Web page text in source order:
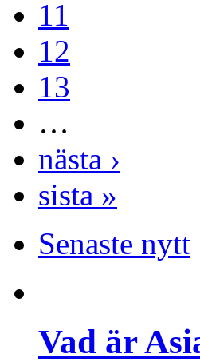
11
12
13
…
nästa ›
sista »
Senaste nytt
Vad är